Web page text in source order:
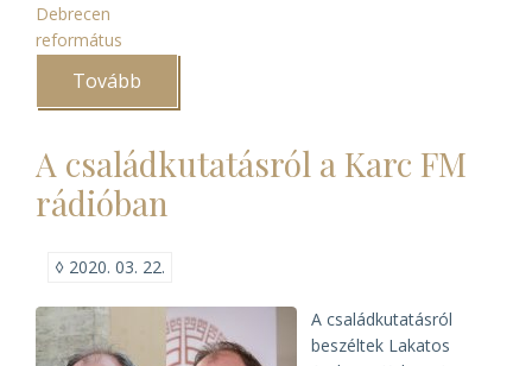
Debrecen
református
Tovább
kereshető
a
világhálón)
A családkutatásról a Karc FM
rádióban
◊ 2020. 03. 22.
A családkutatásról
beszéltek Lakatos